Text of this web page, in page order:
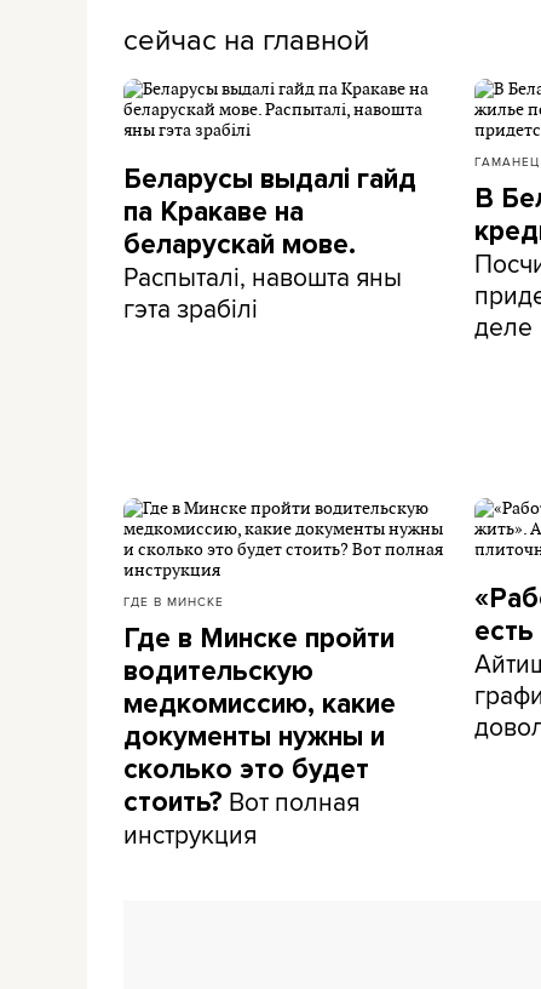
сейчас на главной
Беларусы выдалі гайд
па Кракаве на
беларускай мове.
Распыталі, навошта яны
гэта зрабілі
ГАМАНЕЦ
В
деле
ГДЕ В МИНСКЕ
Где в Минске пройти
водительскую
медкомиссию, какие
документы нужны и
сколько это будет
стоить? Вот полная
инструкция